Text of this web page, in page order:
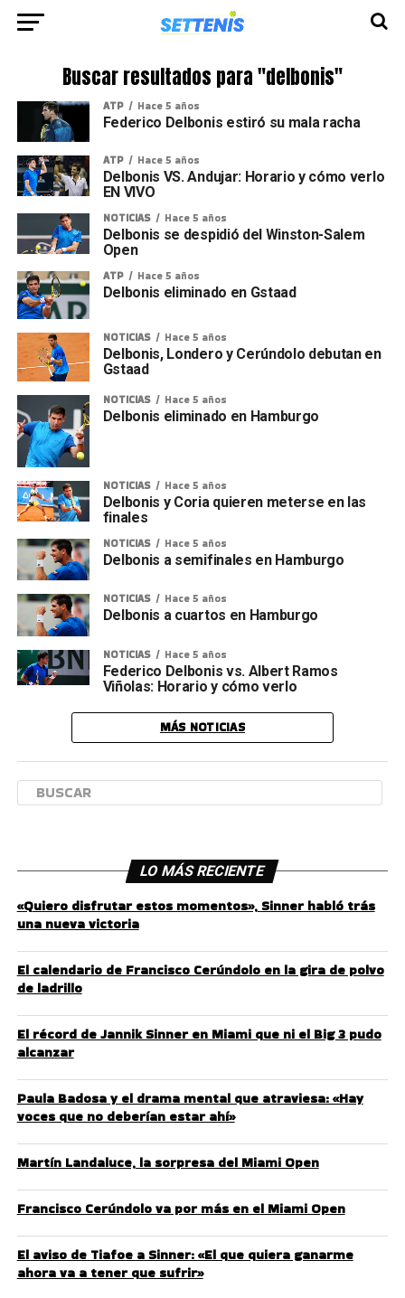
Buscar resultados para "delbonis"
ATP Hace 5 años
Federico Delbonis estiró su mala racha
ATP Hace 5 años
Delbonis VS. Andujar: Horario y cómo verlo
EN VIVO
NOTICIAS Hace 5 años
Delbonis se despidió del Winston-Salem
Open
ATP Hace 5 años
Delbonis eliminado en Gstaad
NOTICIAS Hace 5 años
Delbonis, Londero y Cerúndolo debutan en
Gstaad
NOTICIAS Hace 5 años
Delbonis eliminado en Hamburgo
NOTICIAS Hace 5 años
Delbonis y Coria quieren meterse en las
finales
NOTICIAS Hace 5 años
Delbonis a semifinales en Hamburgo
NOTICIAS Hace 5 años
Delbonis a cuartos en Hamburgo
NOTICIAS Hace 5 años
Federico Delbonis vs. Albert Ramos
Viñolas: Horario y cómo verlo
MÁS NOTICIAS
LO MÁS RECIENTE
«Quiero disfrutar estos momentos», Sinner habló trás
una nueva victoria
El calendario de Francisco Cerúndolo en la gira de polvo
de ladrillo
El récord de Jannik Sinner en Miami que ni el Big 3 pudo
alcanzar
Paula Badosa y el drama mental que atraviesa: «Hay
voces que no deberían estar ahí»
Martín Landaluce, la sorpresa del Miami Open
Francisco Cerúndolo va por más en el Miami Open
El aviso de Tiafoe a Sinner: «El que quiera ganarme
ahora va a tener que sufrir»